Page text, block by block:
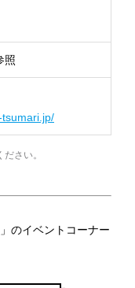
照
tsumari.jp/
さい。
のイベントコーナー